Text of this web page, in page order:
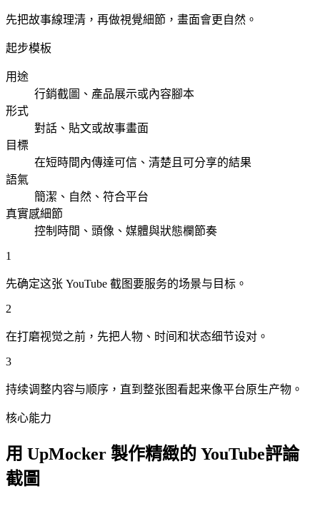
先把故事線理清，再做視覺細節，畫面會更自然。
起步模板
用途
行銷截圖、產品展示或內容腳本
形式
對話、貼文或故事畫面
目標
在短時間內傳達可信、清楚且可分享的結果
語氣
簡潔、自然、符合平台
真實感細節
控制時間、頭像、媒體與狀態欄節奏
1
先确定这张 YouTube 截图要服务的场景与目标。
2
在打磨视觉之前，先把人物、时间和状态细节设对。
3
持续调整内容与顺序，直到整张图看起来像平台原生产物。
核心能力
用 UpMocker 製作精緻的 YouTube評論
截圖